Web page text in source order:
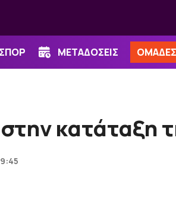
ΜΕΤΑΔΟΣΕΙΣ ΟΜΑΔΕΣ
κατάταξη